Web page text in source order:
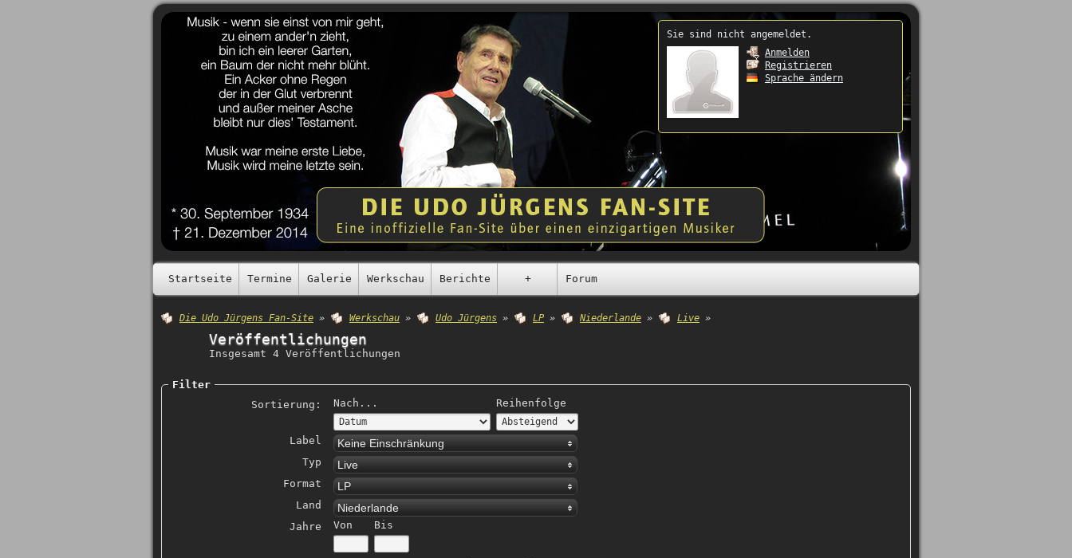
Sie sind nicht angemeldet.
Anmelden
Registrieren
Sprache ändern
Startseite Termine Galerie Werkschau Berichte + Forum
Die Udo Jürgens Fan-Site » Werkschau » Udo Jürgens » LP » Niederlande » Live »
Veröffentlichungen
Insgesamt 4 Veröffentlichungen
Filter
Sortierung:
Nach... Reihenfolge
Label Keine Einschränkung
Typ Live
Format LP
Land Niederlande
Jahre Von Bis